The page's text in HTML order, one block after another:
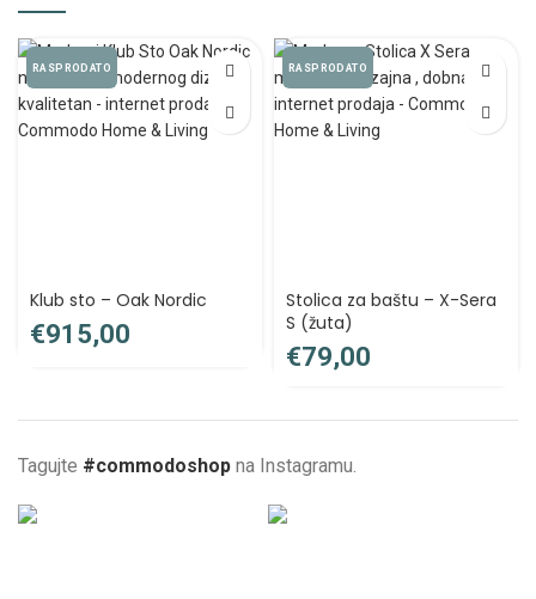
RASPRODATO
Klub sto – Oak Nordic
€
RASPRODATO
Stolica za baštu – X-Sera
S (žuta)
€
Tagujte #commodoshop na Instagramu.